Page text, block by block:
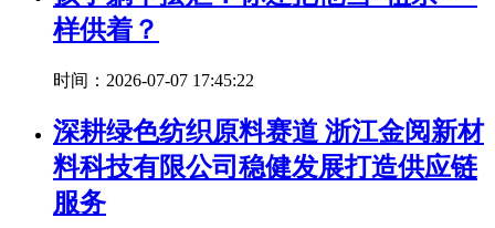
样供着？
时间：2026-07-07 17:45:22
深耕绿色纺织原料赛道 浙江金阅新材
料科技有限公司稳健发展打造供应链
服务